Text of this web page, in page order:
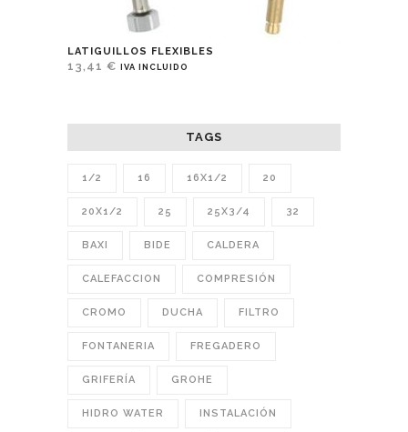
LATIGUILLOS FLEXIBLES
13,41 € IVA INCLUIDO
TAGS
1/2 16 16X1/2 20
20X1/2 25 25X3/4 32
BAXI BIDE CALDERA
CALEFACCION COMPRESIÓN
CROMO DUCHA FILTRO
FONTANERIA FREGADERO
GRIFERÍA GROHE
HIDRO WATER INSTALACIÓN